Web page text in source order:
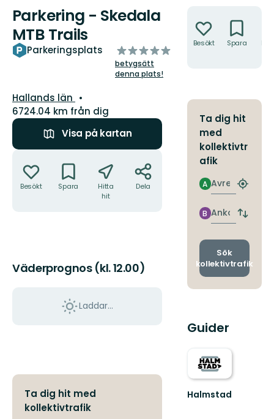
Parkering - Skedala
MTB Trails
Parkeringsplats
av
5
stjärnor
betygsätt
denna plats!
Län:
Hallands län
6724.04 km från dig
Visa på kartan
Besökt Spara
Hitta
hit
Dela
Väderprognos (kl. 12.00)
Laddar...
Ta dig hit med
kollektivtrafik
Besökt Spara
Ta dig hit
med
kollektivtr
afik
Avresa
A
Hitta
Ankomst
B
Byt
och
Sök
kollektivtrafik
Guider
Halmstad